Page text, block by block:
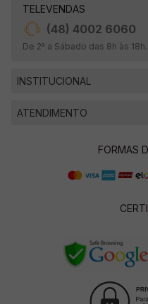
TELEVENDAS
(48) 4002 6060
De 2ª a Sábado das 8h às 18h.
INSTITUCIONAL
ATENDIMENTO
FORMAS